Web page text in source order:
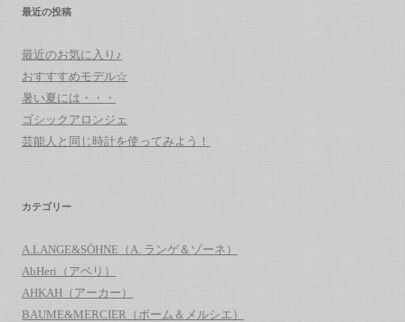
最近の投稿
最近のお気に入り♪
おすすすめモデル☆
暑い夏には・・・
ゴシックアロンジェ
芸能人と同じ時計を使ってみよう！
カテゴリー
A.LANGE&SÖHNE（A. ランゲ＆ゾーネ）
AbHeri（アベリ）
AHKAH（アーカー）
BAUME&MERCIER（ボーム＆メルシエ）